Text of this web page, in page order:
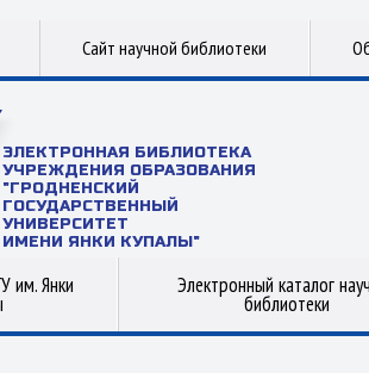
Сайт научной библиотеки
ЭЛЕКТРОННАЯ БИБЛИОТЕКА
УЧРЕЖДЕНИЯ ОБРАЗОВАНИЯ
"ГРОДНЕНСКИЙ
ГОСУДАРСТВЕННЫЙ
УНИВЕРСИТЕТ
ИМЕНИ ЯНКИ КУПАЛЫ"
им. Янки Электронный каталог
библиотеки